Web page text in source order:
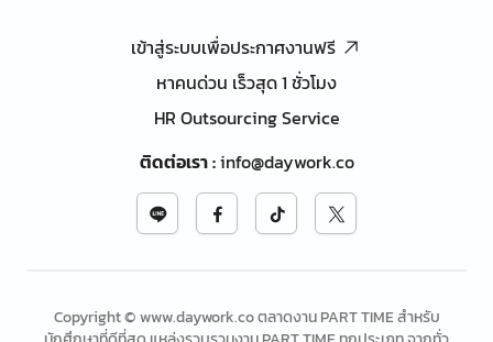
เข้าสู่ระบบเพื่อประกาศงานฟรี
หาคนด่วน เร็วสุด 1 ชั่วโมง
HR Outsourcing Service
ติดต่อเรา:info@daywork.co
Copyright © www.daywork.co ตลาดงาน PART TIME สำหรับ